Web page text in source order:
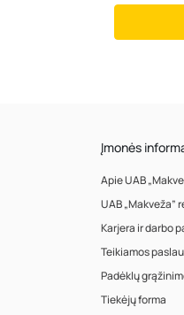
Įmonės
Apie UAB
UAB „Makveža”
Karjera ir darbo
Teikiamos
Padėklų
Tiekėjų forma